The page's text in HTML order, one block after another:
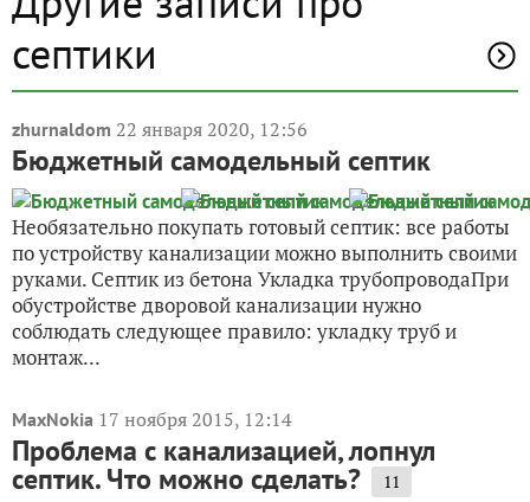
септики
zhurnaldom 22 января 2020, 12:56
Бюджетный самодельный септик
Необязательно покупать готовый септик: все работы
по устройству канализации можно выполнить своими
руками. Септик из бетона Укладка трубопроводаПри
обустройстве дворовой канализации нужно
соблюдать следующее правило: укладку труб и
монтаж...
MaxNokia 17 ноября 2015, 12:14
Проблема с канализацией, лопнул
септик. Что можно сделать? 11